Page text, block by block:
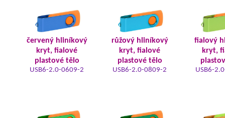
červený hliníkový
kryt, fialové
plastové tělo
USB6-2.0-0609-2
růžový hliníkový
kryt, fialové
plastové tělo
USB6-2.0-0809-2
fialový
kryt,
USB6-